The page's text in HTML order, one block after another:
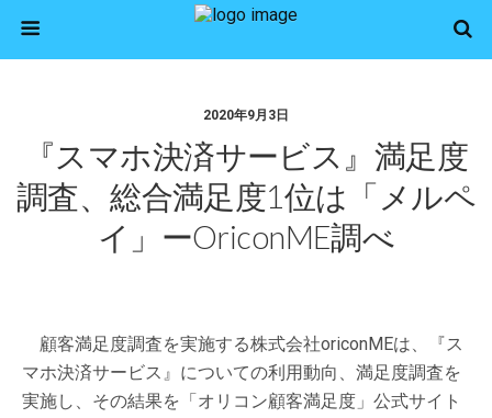
2020年9月3日
『スマホ決済サービス』満足度
調査、総合満足度1位は「メルペ
イ」ーoriconME調べ
顧客満足度調査を実施する株式会社oriconMEは、『ス
マホ決済サービス』についての利用動向、満足度調査を
実施し、その結果を「オリコン顧客満足度」公式サイト